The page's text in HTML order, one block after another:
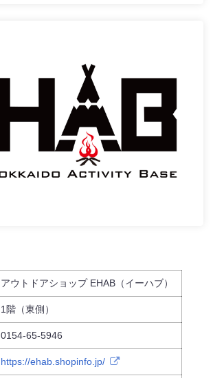
アウトドアショップ EHAB（イーハブ）
1階（東側）
0154-65-5946
https://ehab.shopinfo.jp/